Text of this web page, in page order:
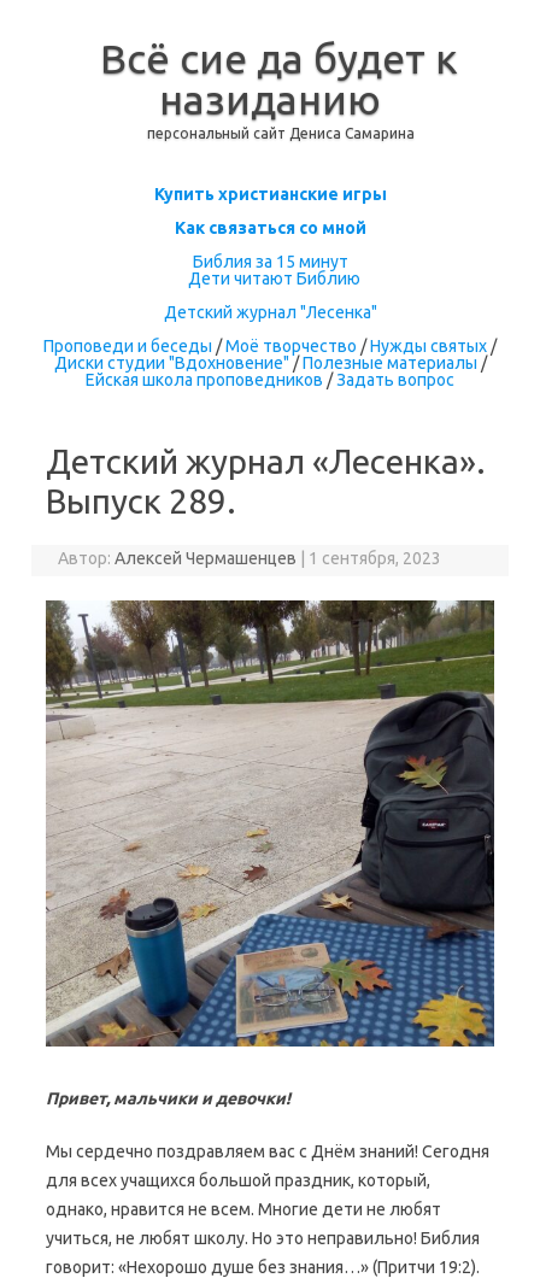
Всё сие да будет к
назиданию
персональный сайт Дениса Самарина
Перейти к содержимому
Купить христианские игры
Как связаться со мной
Библия за 15 минут
Дети читают Библию
Детский журнал "Лесенка"
Проповеди и беседы /Моё творчество /Нужды святых /
Диски студии "Вдохновение" /Полезные материалы /
Ейская школа проповедников /Задать вопрос
Детский журнал «Лесенка».
Выпуск 289.
Автор:Алексей Чермашенцев 1 сентября, 2023
Привет, мальчики и девочки!
Мы сердечно поздравляем вас с Днём знаний! Сегодня
для всех учащихся большой праздник, который,
однако, нравится не всем. Многие дети не любят
учиться, не любят школу. Но это неправильно! Библия
говорит: «Нехорошо душе без знания…» (Притчи 19:2).